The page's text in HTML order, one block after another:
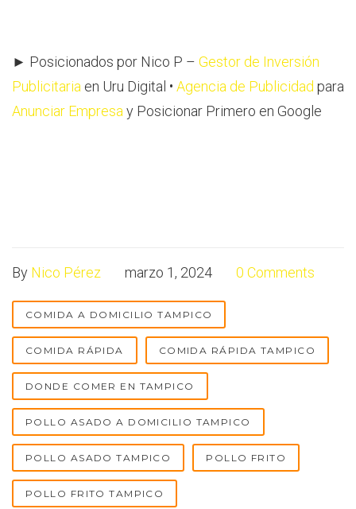
► Posicionados por Nico P – Gestor de Inversión
Publicitaria en Uru Digital • Agencia de Publicidad para
Anunciar Empresa y Posicionar Primero en Google
By Nico Pérez marzo 1, 2024 0 Comments
COMIDA A DOMICILIO TAMPICO
COMIDA RÁPIDA COMIDA RÁPIDA TAMPICO
DONDE COMER EN TAMPICO
POLLO ASADO A DOMICILIO TAMPICO
POLLO ASADO TAMPICO POLLO FRITO
POLLO FRITO TAMPICO